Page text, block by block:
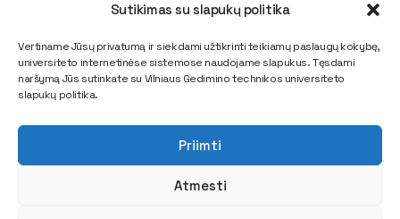
Sutikimas su slapukų politika
Vertiname Jūsų privatumą ir siekdami užtikrinti teikiamų paslaugų kokybę,
universiteto internetinėse sistemose naudojame slapukus. Tęsdami
naršymą Jūs sutinkate su Vilniaus Gedimino technikos universiteto
slapukų politika.
Priimti
Atmesti
Saulėtekio al. 11, LT-10223 Vilnius
E. pristatymo dėžutės adresas 111950243
Kodas 111950243, PVM mokėtojo kodas LT119502413